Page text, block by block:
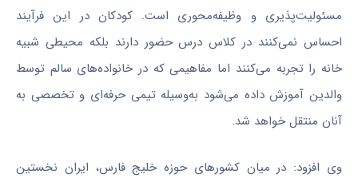
مسئولیت‌پذیری و وظیفه‌محوری است. کودکان در این فرآیند
احساس نمی‌کنند در کلاس درس حضور دارند بلکه محیطی شبیه
خانه را تجربه می‌کنند اما مفاهیمی که در خانواده‌های سالم توسط
والدین آموزش داده می‌شود به‌وسیله تیمی حرفه‌ای و تخصصی به
آنان منتقل خواهد شد.
وی افزود: در میان کشورهای حوزه خلیج فارس، ایران نخستین